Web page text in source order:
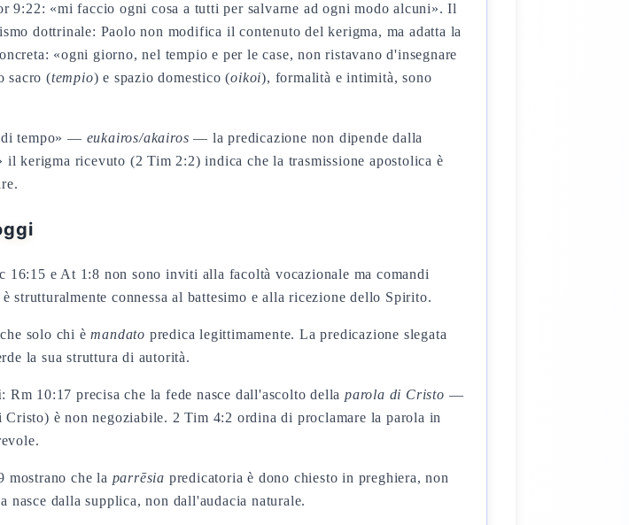
9:22: «mi faccio ogni cosa a tutti per salvarne ad ogni modo alcuni». Il
dottrinale: Paolo non modifica il contenuto del kerigma, ma adatta la
«ogni giorno, nel tempio e per le case, non ristavano d'insegnare
sacro (tempio) e spazio domestico (oikoi), formalità e intimità, sono
di tempo» — eukairos/akairos — la predicazione non dipende dalla
kerigma ricevuto (2 Tim 2:2) indica che la trasmissione apostolica è
16:15 e At 1:8 non sono inviti alla facoltà vocazionale ma comandi
strutturalmente connessa al battesimo e alla ricezione dello Spirito.
solo chi èmandato predica legittimamente. La predicazione slegata
la sua struttura di autorità.
: Rm 10:17 precisa che la fede nasce dall'ascolto dellaparola di Cristo —
è non negoziabile. 2 Tim 4:2 ordina di proclamare la parola in
mostrano che la parrēsia predicatoria è dono chiesto in preghiera, non
nasce dalla supplica, non dall'audacia naturale.